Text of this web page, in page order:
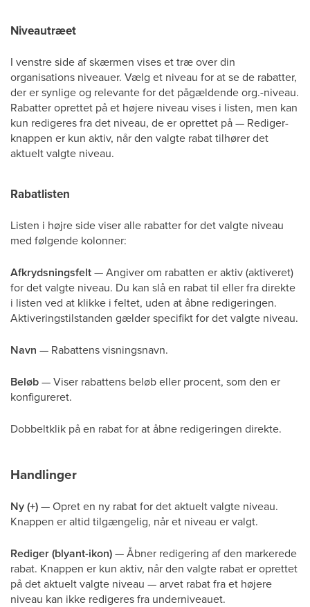
Niveautræet
I venstre side af skærmen vises et træ over din
organisations niveauer. Vælg et niveau for at se de rabatter,
der er synlige og relevante for det pågældende org.-niveau.
Rabatter oprettet på et højere niveau vises i listen, men kan
kun redigeres fra det niveau, de er oprettet på — Rediger-
knappen er kun aktiv, når den valgte rabat tilhører det
aktuelt valgte niveau.
Rabatlisten
Listen i højre side viser alle rabatter for det valgte niveau
med følgende kolonner:
Afkrydsningsfelt— Angiver om rabatten er aktiv (aktiveret)
for det valgte niveau. Du kan slå en rabat til eller fra direkte
i listen ved at klikke i feltet, uden at åbne redigeringen.
Aktiveringstilstanden gælder specifikt for det valgte niveau.
Navn — Rabattens visningsnavn.
Beløb— Viser rabattens beløb eller procent, som den er
konfigureret.
Dobbeltklik på en rabat for at åbne redigeringen direkte.
Handlinger
Ny (+)— Opret en ny rabat for det aktuelt valgte niveau.
Knappen er altid tilgængelig, når et niveau er valgt.
Rediger (blyant-ikon)— Åbner redigering af den markerede
rabat. Knappen er kun aktiv, når den valgte rabat er oprettet
på det aktuelt valgte niveau — arvet rabat fra et højere
niveau kan ikke redigeres fra underniveauet.